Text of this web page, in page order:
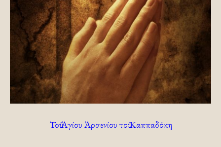
Τοῦ Ἁγίου Ἀρσενίου τοῦ Καππαδόκη